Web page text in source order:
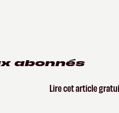
abonnés
Lire cet article